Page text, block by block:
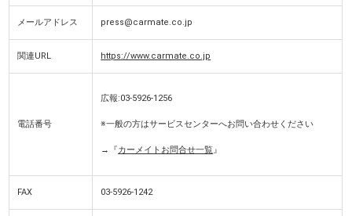
メールアドレス press@carmate.co.jp
関連URL https://www.carmate.co.jp
電話番号
広報:03-5926-1256
※一般の方はサービスセンターへお問い合わせください
→『カーメイトお問合せ一覧』
FAX 03-5926-1242